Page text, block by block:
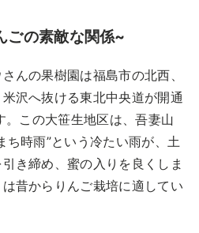
ごの素敵な関係~
んの果樹園は福島市の北西、
沢へ抜ける東北中央道が開通
。この大笹生地区は、吾妻山
ち時雨”という冷たい雨が、土
き締め、蜜の入りを良くしま
昔からりんご栽培に適してい